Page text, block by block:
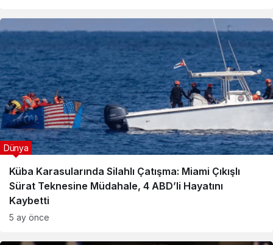
Küba Karasularında Silahlı Çatışma: Miami Çıkışlı
Sürat Teknesine Müdahale, 4 ABD’li Hayatını
Kaybetti
Dünya
5 ay önce